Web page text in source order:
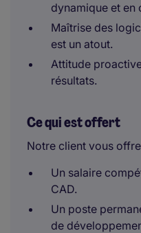
dynamique et en
Maîtrise des
est un atout.
Attitude
résultats.
Ce qui est offert
Notre client vous
Un salaire
CAD.
Un poste
de